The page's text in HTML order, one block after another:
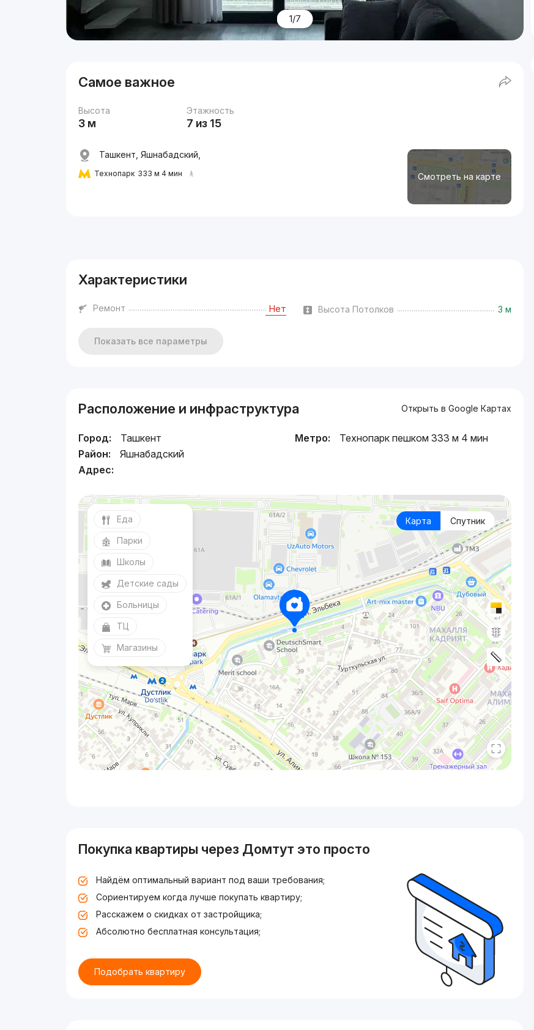
1/7
Самое важное
Высота
3 м
Этажность
7 из 15
Смотреть на карте
Ташкент, Яшнабадский,
Технопарк 333 м 4 мин
Характеристики
Ремонт Нет Высота Потолков 3 м
Показать все параметры
Расположение и инфраструктура Открыть в Google Картах
Город:
Ташкент
Район:
Яшнабадский
Адрес:
Метро: Технопарк пешком 333 м 4 мин
Карта Спутник
Еда
Парки
Школы
Детские сады
Больницы
ТЦ
Магазины
Покупка квартиры через Домтут это просто
Найдём оптимальный вариант под ваши требования;
Сориентируем когда лучше покупать квартиру;
Расскажем о скидках от застройщика;
Абсолютно бесплатная консультация;
Подобрать квартиру